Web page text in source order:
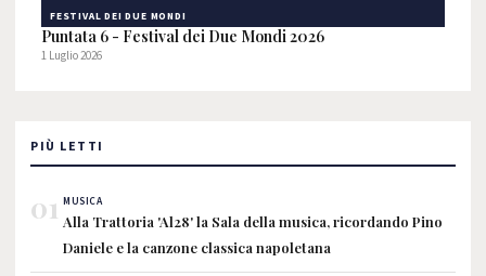
FESTIVAL DEI DUE MONDI
Puntata 6 - Festival dei Due Mondi 2026
1 Luglio 2026
PIÙ LETTI
01 MUSICA
Alla Trattoria 'Al28' la Sala della musica, ricordando Pino
Daniele e la canzone classica napoletana